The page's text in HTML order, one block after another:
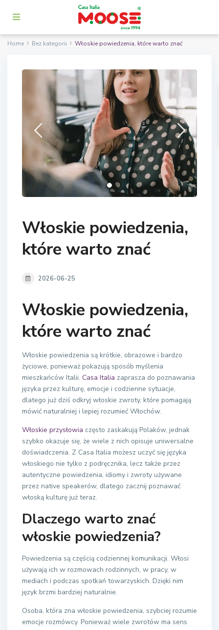
Home Bez kategorii Włoskie powiedzenia, które warto znać
Włoskie powiedzenia,
które warto znać
2026-06-25
Włoskie powiedzenia,
które warto znać
Włoskie powiedzenia są krótkie, obrazowe i bardzo
życiowe, ponieważ pokazują sposób myślenia
mieszkańców Italii. Casa Italia zaprasza do poznawania
języka przez kulturę, emocje i codzienne sytuacje,
dlatego już dziś odkryj włoskie zwroty, które pomagają
mówić naturalniej i lepiej rozumieć Włochów.
Włoskie przysłowia często zaskakują Polaków, jednak
szybko okazuje się, że wiele z nich opisuje uniwersalne
doświadczenia. Z Casa Italia możesz uczyć się języka
włoskiego nie tylko z podręcznika, lecz także przez
autentyczne powiedzenia, idiomy i zwroty używane
przez native speakerów, dlatego zacznij poznawać
włoską kulturę już teraz.
Dlaczego warto znać
włoskie powiedzenia?
Powiedzenia są częścią codziennej komunikacji. Włosi
używają ich w rozmowach rodzinnych, w pracy, w
mediach i podczas spotkań towarzyskich. Dzięki nim
język brzmi bardziej naturalnie.
Osoba, która zna włoskie powiedzenia, szybciej rozumie
emocje rozmówcy. Ponieważ wiele zwrotów ma sens